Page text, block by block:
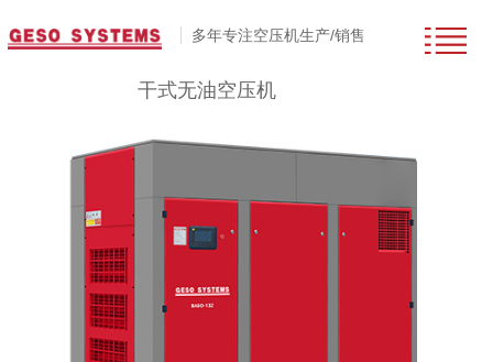
多年专注空压机生产/销售
干式无油空压机